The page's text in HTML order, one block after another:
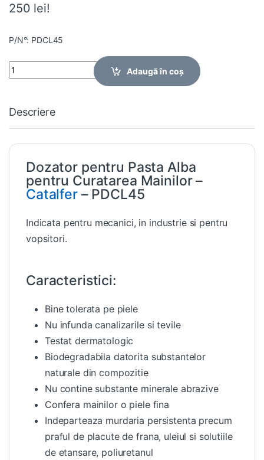
250 lei!
P/N°: PDCL45
Quantity
Adaugă în coș
Descriere
Dozator pentru Pasta Alba
pentru Curatarea Mainilor –
Catalfer– PDCL45
Indicata pentru mecanici, in industrie si pentru
vopsitori.
Caracteristici:
Bine tolerata pe piele
Nu infunda canalizarile si tevile
Testat dermatologic
Biodegradabila datorita substantelor
naturale din compozitie
Nu contine substante minerale abrazive
Confera mainilor o piele fina
Indeparteaza murdaria persistenta precum
praful de placute de frana, uleiul si solutiile
de etansare, poliuretanul